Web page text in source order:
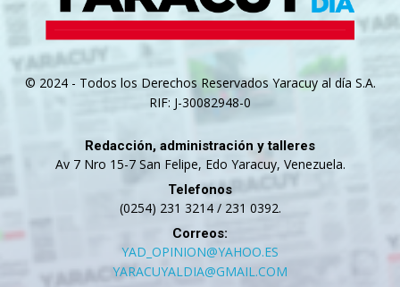
© 2024 - Todos los Derechos Reservados Yaracuy al día S.A.
RIF: J-30082948-0
Redacción, administración y talleres
Av 7 Nro 15-7 San Felipe, Edo Yaracuy, Venezuela.
Telefonos
(0254) 231 3214 / 231 0392.
Correos:
YAD_OPINION@YAHOO.ES
YARACUYALDIA@GMAIL.COM